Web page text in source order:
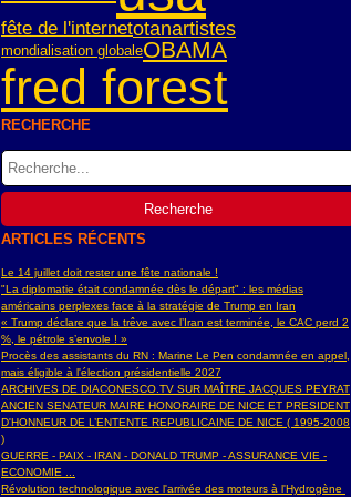
fête de l'internetotanartistes
mondialisation globaleOBAMA
fred forest
RECHERCHE
ARTICLES RÉCENTS
Le 14 juillet doit rester une fête nationale !
"La diplomatie était condamnée dès le départ" : les médias
américains perplexes face à la stratégie de Trump en Iran
« Trump déclare que la trêve avec l’Iran est terminée, le CAC perd 2
%, le pétrole s’envole ! »
Procès des assistants du RN : Marine Le Pen condamnée en appel,
mais éligible à l'élection présidentielle 2027
ARCHIVES DE DIACONESCO.TV SUR MAÎTRE JACQUES PEYRAT
ANCIEN SENATEUR MAIRE HONORAIRE DE NICE ET PRESIDENT
D'HONNEUR DE L’ENTENTE REPUBLICAINE DE NICE ( 1995-2008
)
GUERRE - PAIX - IRAN - DONALD TRUMP - ASSURANCE VIE -
ECONOMIE ...
Révolution technologique avec l'arrivée des moteurs à l'Hydrogène